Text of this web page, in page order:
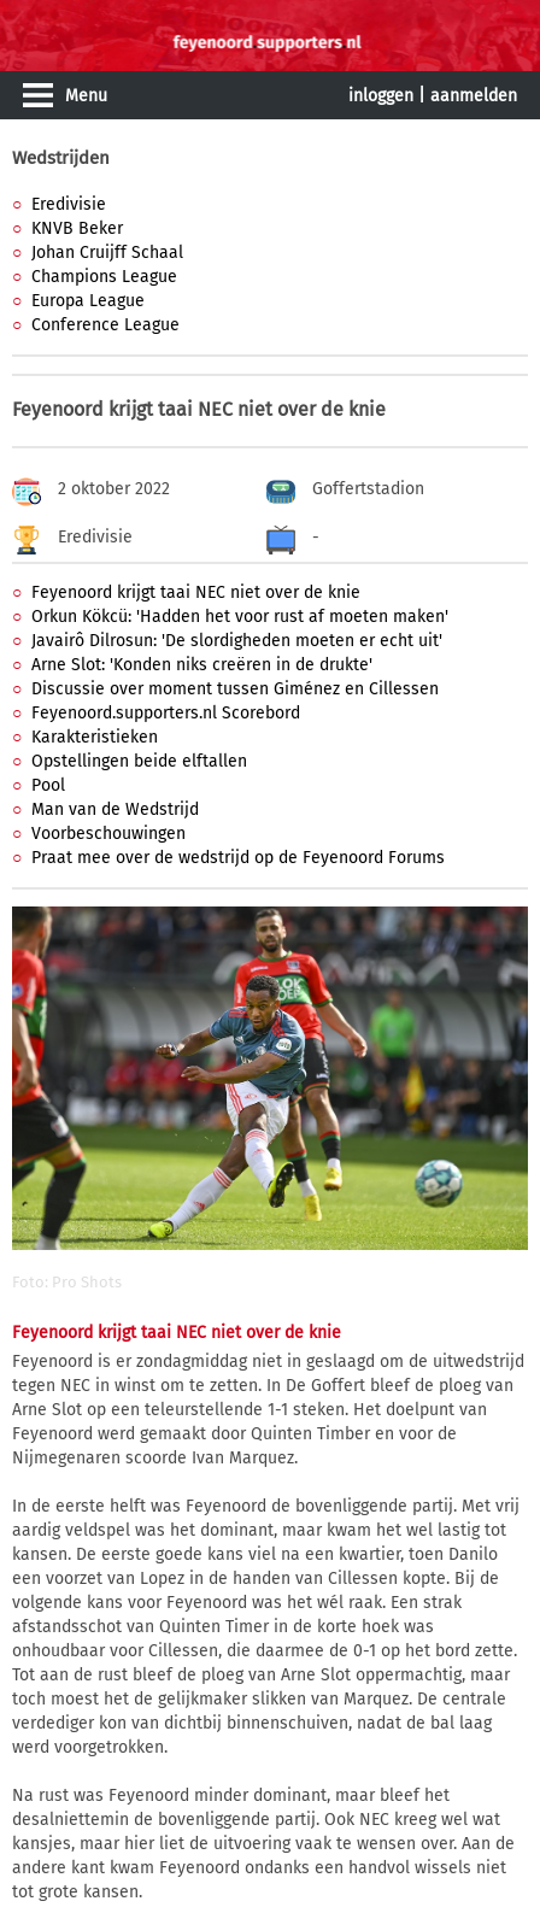
Menu inloggen aanmelden
Wedstrijden
Eredivisie
KNVB Beker
Johan Cruijff Schaal
Champions League
Europa League
Conference League
Feyenoord krijgt taai NEC niet over de knie
2 oktober 2022 Goffertstadion
Eredivisie -
Feyenoord krijgt taai NEC niet over de knie
Orkun Kökcü: 'Hadden het voor rust af moeten maken'
Javairô Dilrosun: 'De slordigheden moeten er echt uit'
Arne Slot: 'Konden niks creëren in de drukte'
Discussie over moment tussen Giménez en Cillessen
Feyenoord.supporters.nl Scorebord
Karakteristieken
Opstellingen beide elftallen
Pool
Man van de Wedstrijd
Voorbeschouwingen
Praat mee over de wedstrijd op de Feyenoord Forums
Foto: Pro Shots
Feyenoord krijgt taai NEC niet over de knie
Feyenoord is er zondagmiddag niet in geslaagd om de uitwedstrijd
tegen NEC in winst om te zetten. In De Goffert bleef de ploeg van
Arne Slot op een teleurstellende 1-1 steken. Het doelpunt van
Feyenoord werd gemaakt door Quinten Timber en voor de
Nijmegenaren scoorde Ivan Marquez.
In de eerste helft was Feyenoord de bovenliggende partij. Met vrij
aardig veldspel was het dominant, maar kwam het wel lastig tot
kansen. De eerste goede kans viel na een kwartier, toen Danilo
een voorzet van Lopez in de handen van Cillessen kopte. Bij de
volgende kans voor Feyenoord was het wél raak. Een strak
afstandsschot van Quinten Timer in de korte hoek was
onhoudbaar voor Cillessen, die daarmee de 0-1 op het bord zette.
Tot aan de rust bleef de ploeg van Arne Slot oppermachtig, maar
toch moest het de gelijkmaker slikken van Marquez. De centrale
verdediger kon van dichtbij binnenschuiven, nadat de bal laag
werd voorgetrokken.
Na rust was Feyenoord minder dominant, maar bleef het
desalniettemin de bovenliggende partij. Ook NEC kreeg wel wat
kansjes, maar hier liet de uitvoering vaak te wensen over. Aan de
andere kant kwam Feyenoord ondanks een handvol wissels niet
tot grote kansen.